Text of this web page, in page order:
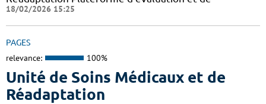
18/02/2026 15:25
PAGES
relevance: 100%
Unité de Soins Médicaux et de
Réadaptation